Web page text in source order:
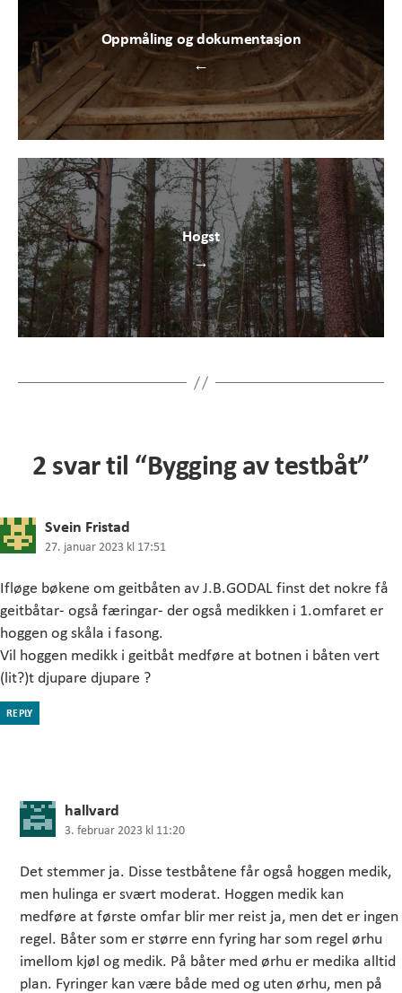
←
Oppmåling og dokumentasjon
→
Hogst
2 svar til “Bygging av testbåt”
Svein Fristad
27. januar 2023 kl 17:51
Ifløge bøkene om geitbåten av J.B.GODAL finst det nokre få
geitbåtar- også færingar- der også medikken i 1.omfaret er
hoggen og skåla i fasong.
Vil hoggen medikk i geitbåt medføre at botnen i båten vert
(lit?)t djupare djupare ?
REPLY
hallvard
3. februar 2023 kl 11:20
Det stemmer ja. Disse testbåtene får også hoggen medik,
men hulinga er svært moderat. Hoggen medik kan
medføre at første omfar blir mer reist ja, men det er ingen
regel. Båter som er større enn fyring har som regel ørhu
imellom kjøl og medik. På båter med ørhu er medika alltid
plan. Fyringer kan være både med og uten ørhu, men på